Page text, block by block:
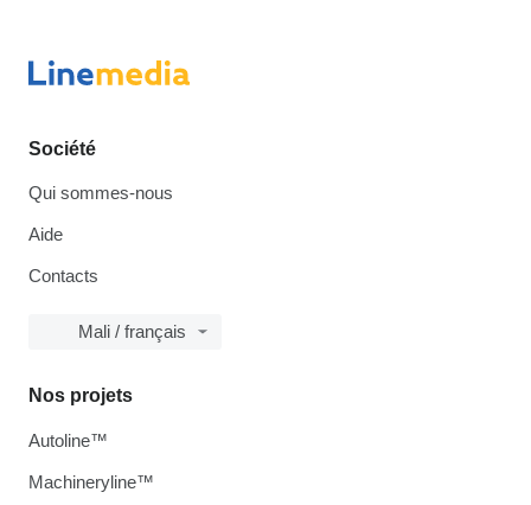
Société
Qui sommes-nous
Aide
Contacts
Mali / français
Nos projets
Autoline™
Machineryline™